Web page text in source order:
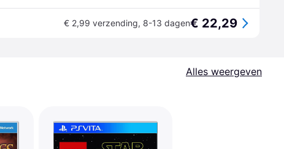
€ 2,99 verzending, 8-13 dagen€ 22,29
Alles weergeven